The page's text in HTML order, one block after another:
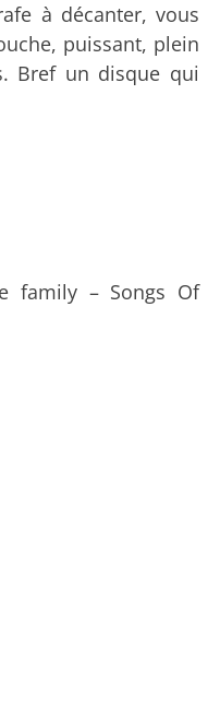
à décanter, vous
puissant, plein
Bref un disque qui
family – Songs Of